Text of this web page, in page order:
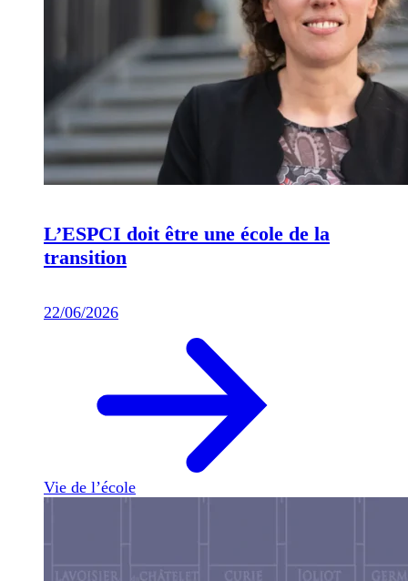
L’ESPCI doit être une école de la
transition
22/06/2026
Vie de l’école